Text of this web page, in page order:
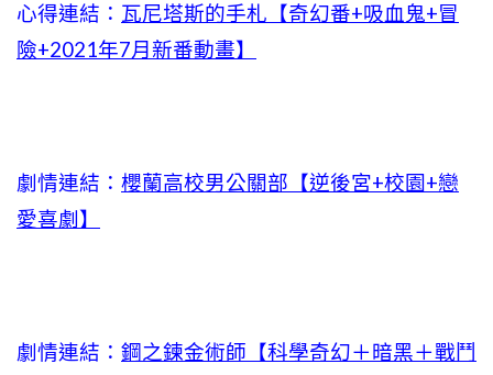
心得連結： 瓦尼塔斯的手札【奇幻番+吸血鬼+冒
險+2021年7月新番動畫】
劇情連結： 櫻蘭高校男公關部【逆後宮+校園+戀
愛喜劇】
劇情連結： 鋼之鍊金術師【科學奇幻＋暗黑＋戰鬥